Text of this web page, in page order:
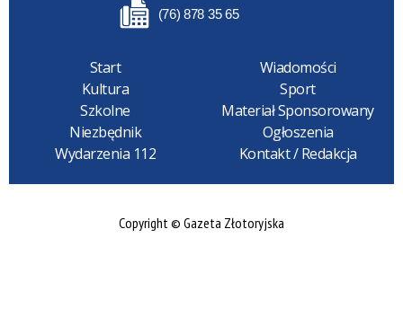
(76) 878 35 65
Start
Wiadomości
Kultura
Sport
Szkolne
Materiał Sponsorowany
Niezbędnik
Ogłoszenia
Wydarzenia 112
Kontakt / Redakcja
Copyright © Gazeta Złotoryjska